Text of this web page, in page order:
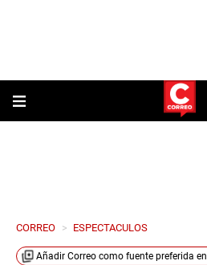
CORREO > ESPECTACULOS
Añadir Correo como fuente preferida en